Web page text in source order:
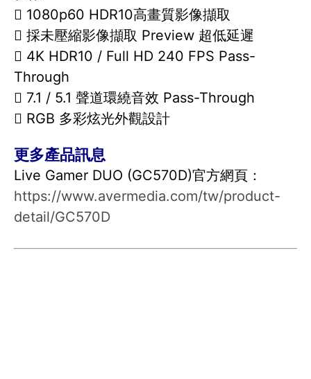
 1080p60 HDR10高畫質影像擷取
 採未壓縮影像擷取 Preview 超低延遲
 4K HDR10 / Full HD 240 FPS Pass-
Through
 7.1 / 5.1 聲道環繞音效 Pass-Through
 RGB 多彩炫光外觀設計
更多產品訊息
Live Gamer DUO (GC570D)官方網頁：
https://www.avermedia.com/tw/product-
detail/GC570D